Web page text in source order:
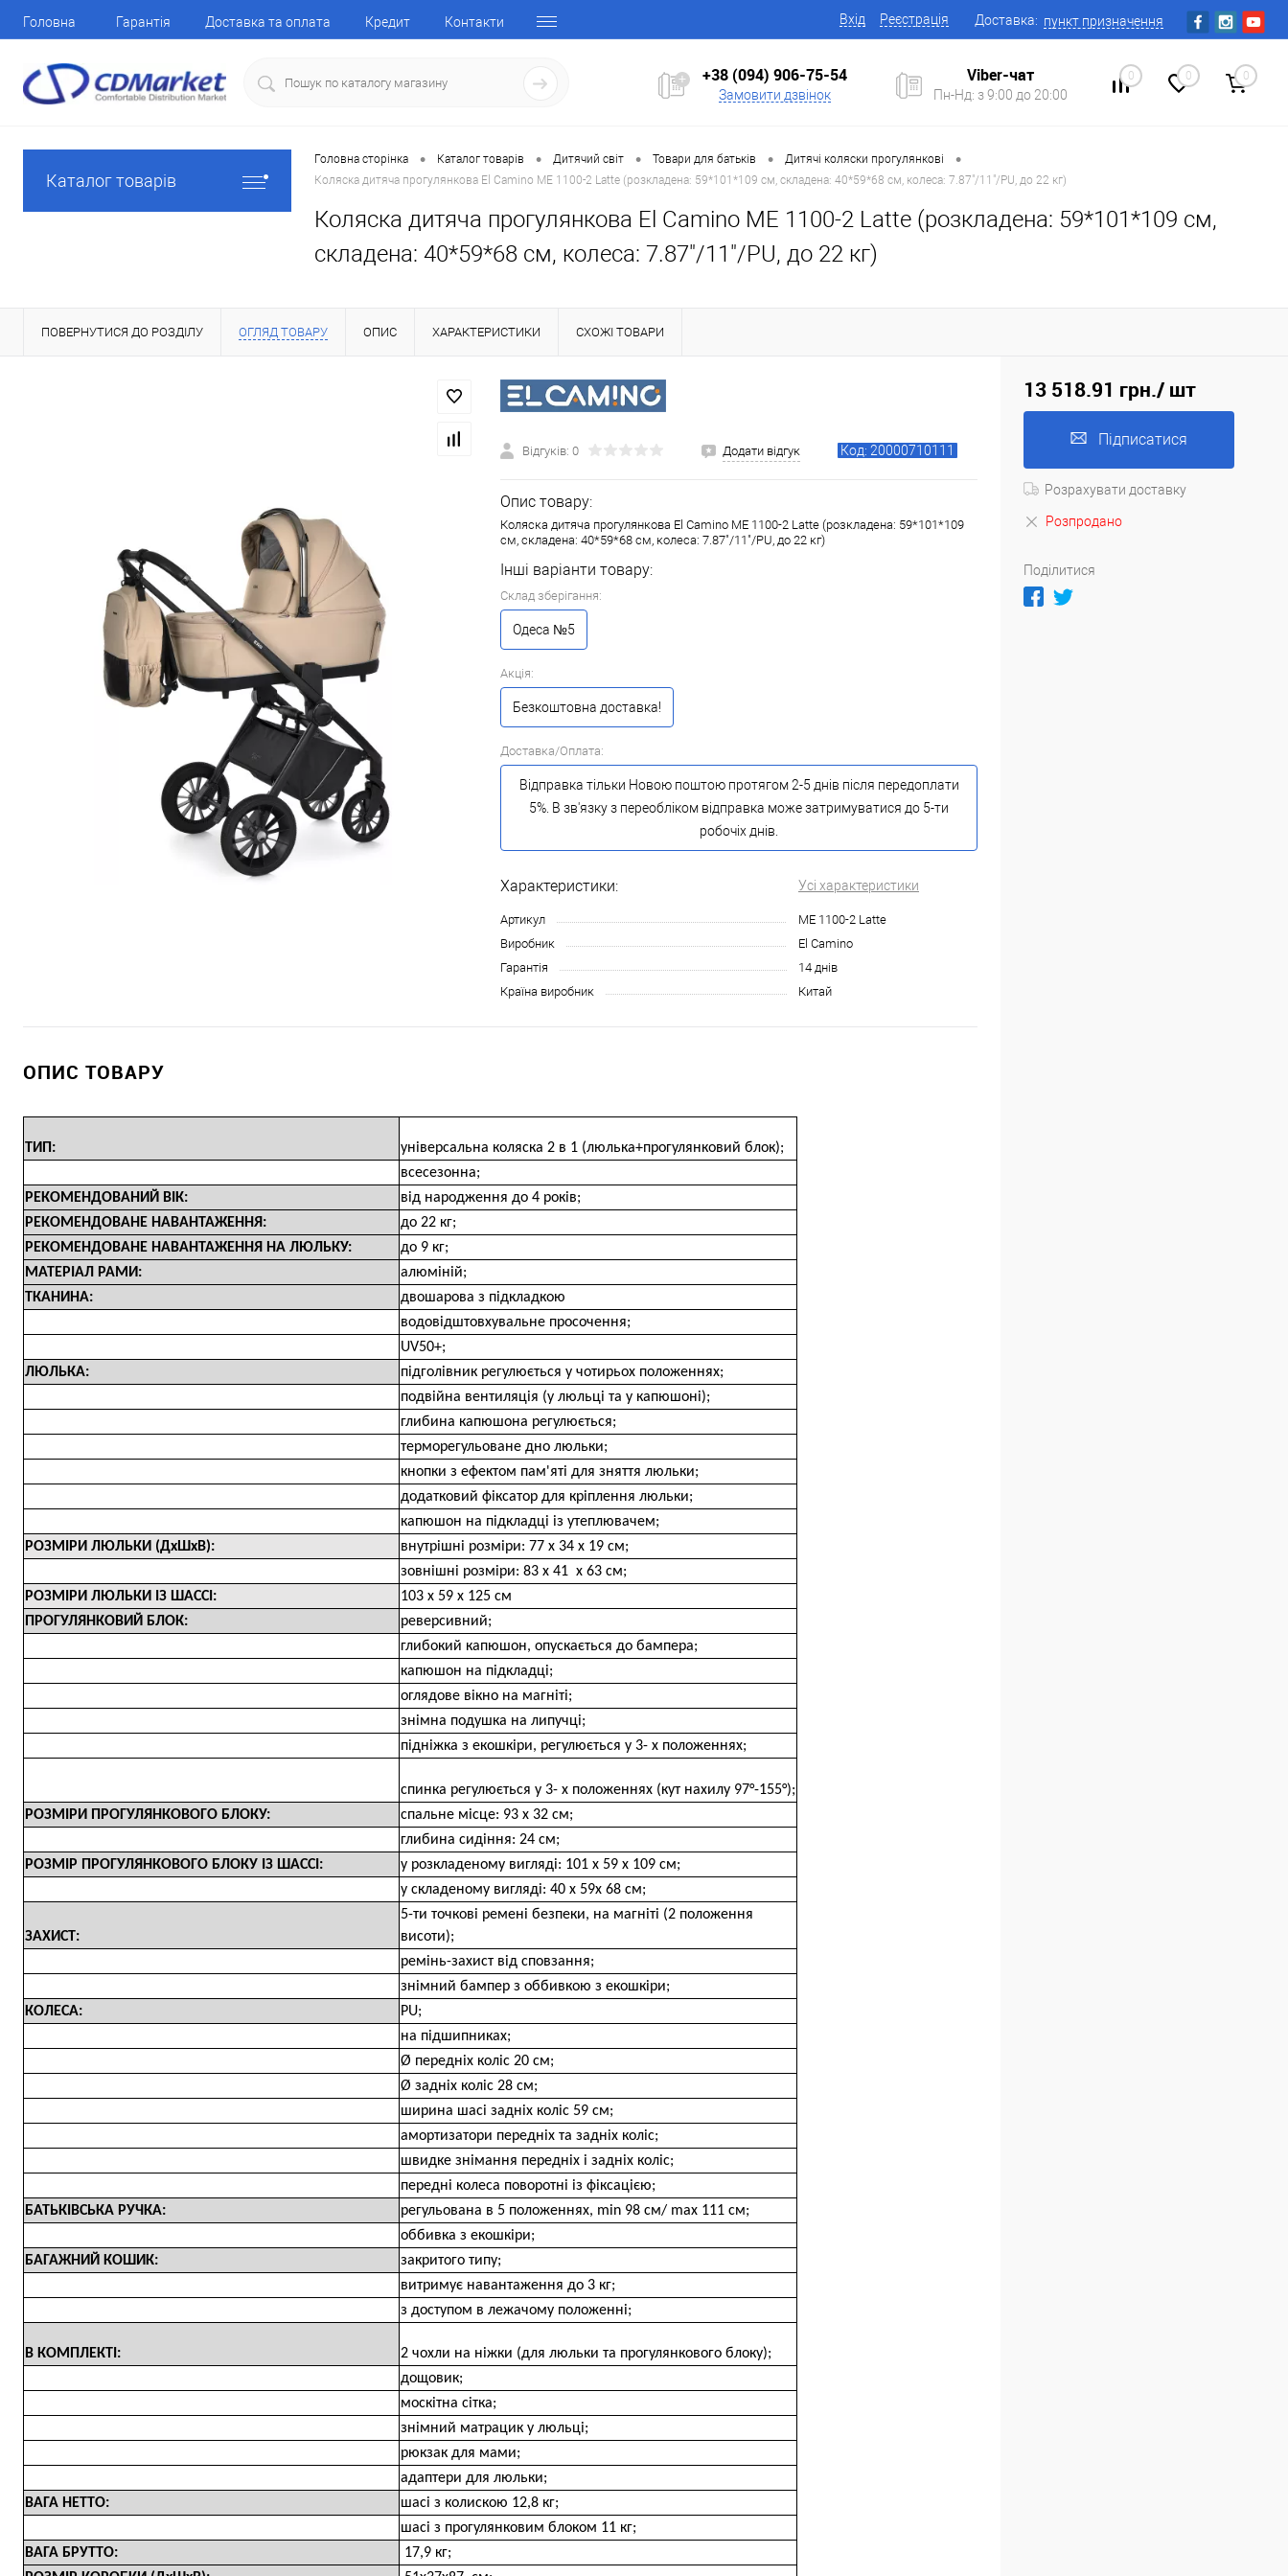
Головна Гарантія Доставка та оплата Кредит Контакти Вхід Реєстрація Доставка: пункт призначення
+38 (094) 906-75-54
Замовити дзвінок
Viber-чат
Пн-Нд: з 9:00 до 20:00
0 0 0
Каталог товарів
Головна сторінка • Каталог товарів • Дитячий світ • Товари для батьків • Дитячі коляски прогулянкові •
Коляска дитяча прогулянкова El Camino ME 1100-2 Latte (розкладена: 59*101*109 см, складена: 40*59*68 см, колеса: 7.87"/11"/PU, до 22 кг)
Коляска дитяча прогулянкова El Camino ME 1100-2 Latte (розкладена: 59*101*109 см,
складена: 40*59*68 см, колеса: 7.87"/11"/PU, до 22 кг)
ПОВЕРНУТИСЯ ДО РОЗДІЛУ ОГЛЯД ТОВАРУ ОПИС ХАРАКТЕРИСТИКИ СХОЖІ ТОВАРИ
Відгуків: 0 Додати відгук Код: 20000710111
Опис товару:
Коляска дитяча прогулянкова El Camino ME 1100-2 Latte (розкладена: 59*101*109
см, складена: 40*59*68 см, колеса: 7.87"/11"/PU, до 22 кг)
Інші варіанти товару:
Склад зберігання:
Одеса №5
Акція:
Безкоштовна доставка!
Доставка/Оплата:
Відправка тільки Новою поштою протягом 2-5 днів після передоплати
5%. В зв'язку з переобліком відправка може затримуватися до 5-ти
робочіх днів.
Характеристики: Усі характеристики
Артикул
ME 1100-2 Latte
Виробник
El Camino
Гарантія
14 днів
Країна виробник
Китай
ОПИС ТОВАРУ
ТИП:
універсальна коляска 2 в 1 (люлька+прогулянковий блок);
всесезонна;
РЕКОМЕНДОВАНИЙ ВІК:
від народження до 4 років;
РЕКОМЕНДОВАНЕ НАВАНТАЖЕННЯ:
до 22 кг;
РЕКОМЕНДОВАНЕ НАВАНТАЖЕННЯ НА ЛЮЛЬКУ:
до 9 кг;
МАТЕРІАЛ РАМИ:
алюміній;
ТКАНИНА:
двошарова з підкладкою
водовідштовхувальне просочення;
UV50+;
ЛЮЛЬКА:
підголівник регулюється у чотирьох положеннях;
подвійна вентиляція (у люльці та у капюшоні);
глибина капюшона регулюється;
терморегульоване дно люльки;
кнопки з ефектом пам'яті для зняття люльки;
додатковий фіксатор для кріплення люльки;
капюшон на підкладці із утеплювачем;
РОЗМІРИ ЛЮЛЬКИ (ДхШхВ):
внутрішні розміри: 77 х 34 x 19 см;
зовнішні розміри: 83 х 41 х 63 см;
РОЗМІРИ ЛЮЛЬКИ ІЗ ШАССІ:
103 х 59 х 125 см
ПРОГУЛЯНКОВИЙ БЛОК:
реверсивний;
глибокий капюшон, опускається до бампера;
капюшон на підкладці;
оглядове вікно на магніті;
знімна подушка на липучці;
підніжка з екошкіри, регулюється у 3- х положеннях;
спинка регулюється у 3- х положеннях (кут нахилу 97°-155°);
РОЗМІРИ ПРОГУЛЯНКОВОГО БЛОКУ:
спальне місце: 93 х 32 см;
глибина сидіння: 24 см;
РОЗМІР ПРОГУЛЯНКОВОГО БЛОКУ ІЗ ШАССІ:
у розкладеному вигляді: 101 х 59 х 109 см;
у складеному вигляді: 40 х 59х 68 см;
ЗАХИСТ:
5-ти точкові ремені безпеки, на магніті (2 положення
висоти);
ремінь-захист від сповзання;
знімний бампер з оббивкою з екошкіри;
КОЛЕСА:
PU;
на підшипниках;
Ø передніх коліс 20 см;
Ø задніх коліс 28 см;
ширина шасі задніх коліс 59 см;
амортизатори передніх та задніх коліс;
швидке знімання передніх і задніх коліс;
передні колеса поворотні із фіксацією;
БАТЬКІВСЬКА РУЧКА:
регульована в 5 положеннях, min 98 см/ max 111 см;
оббивка з екошкіри;
БАГАЖНИЙ КОШИК:
закритого типу;
витримує навантаження до 3 кг;
з доступом в лежачому положенні;
В КОМПЛЕКТІ:
2 чохли на ніжки (для люльки та прогулянкового блоку);
дощовик;
москітна сітка;
знімний матрацик у люльці;
рюкзак для мами;
адаптери для люльки;
ВАГА НЕТТО:
шасі з колискою 12,8 кг;
шасі з прогулянковим блоком 11 кг;
ВАГА БРУТТО:
17,9 кг;
13 518.91 грн./ шт
Підписатися
Розрахувати доставку
Розпродано
Поділитися